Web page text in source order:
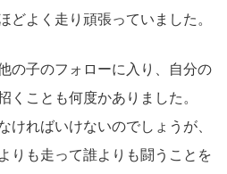
どよく走り頑張っていました。
の子のフォローに入り、自分の
くことも何度かありました。
ければいけないのでしょうが、
りも走って誰よりも闘うことを